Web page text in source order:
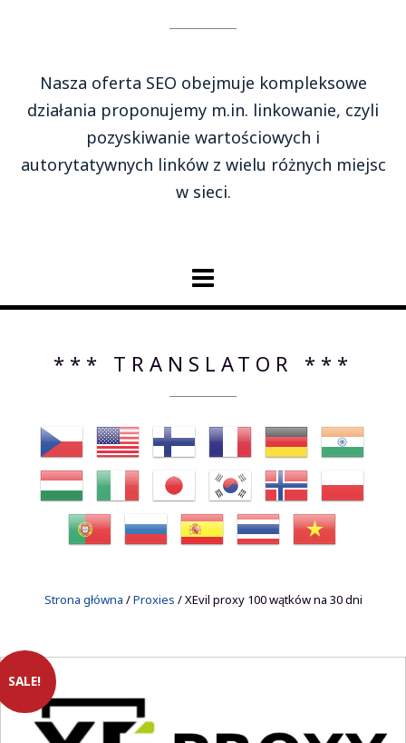
Nasza oferta SEO obejmuje kompleksowe
działania proponujemy m.in. linkowanie, czyli
pozyskiwanie wartościowych i
autorytatywnych linków z wielu różnych miejsc
w sieci.
*** TRANSLATOR ***
Strona główna /Proxies / XEvil proxy 100 wątków na 30 dni
SALE!